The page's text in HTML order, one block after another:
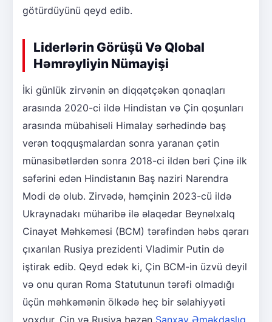
götürdüyünü qeyd edib.
Liderlərin Görüşü Və Qlobal
Həmrəyliyin Nümayişi
İki günlük zirvənin ən diqqətçəkən qonaqları
arasında 2020-ci ildə Hindistan və Çin qoşunları
arasında mübahisəli Himalay sərhədində baş
verən toqquşmalardan sonra yaranan çətin
münasibətlərdən sonra 2018-ci ildən bəri Çinə ilk
səfərini edən Hindistanın Baş naziri Narendra
Modi də olub. Zirvədə, həmçinin 2023-cü ildə
Ukraynadakı müharibə ilə əlaqədar Beynəlxalq
Cinayət Məhkəməsi (BCM) tərəfindən həbs qərarı
çıxarılan Rusiya prezidenti Vladimir Putin də
iştirak edib. Qeyd edək ki, Çin BCM-in üzvü deyil
və onu quran Roma Statutunun tərəfi olmadığı
üçün məhkəmənin ölkədə heç bir səlahiyyəti
yoxdur. Çin və Rusiya bəzən Şanxay Əməkdaşlıq